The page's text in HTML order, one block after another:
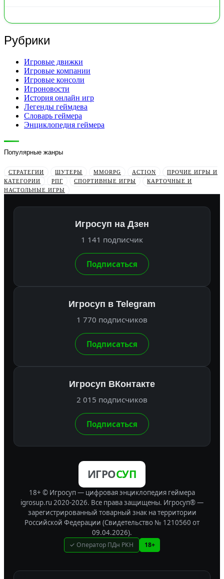
Рубрики
Игровые движки
Игровые компании
Игровые консоли
Игроновости
История онлайн игр
Легенды геймдева
Словарь геймера
Энциклопедия геймера
Популярные жанры
СТРАТЕГИИ ШУТЕРЫ MMORPG ACTION
ПРОЧИЕ ИГРЫ И
КАТЕГОРИИ
РПГ СПОРТИВНЫЕ ИГРЫ
КАРТОЧНЫЕ И
НАСТОЛЬНЫЕ ИГРЫ
Игросуп на Дзен
1 141 подписчик
Подписаться
Игросуп в Telegram
1 770 подписчиков
Подписаться
Игросуп ВКонтакте
2 015 подписчиков
Подписаться
ИГРОСУП
18+ © Игросуп — цифровая энциклопедия геймера
igrosup.ru 2020-2026. Все права защищены. Игросуп® —
зарегистрированный товарный знак на территории
Российской Федерации (Свидетельство № 1210560 от
09.04.2026).
✓ Оператор ПДн РКН 18+